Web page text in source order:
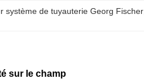
système de tuyauterie Georg Fischer
sur le champ